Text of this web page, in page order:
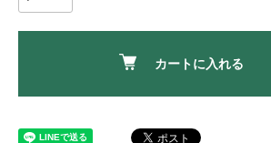
カートに入れる